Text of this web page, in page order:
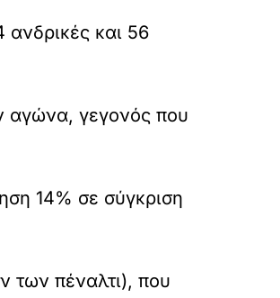
και 56
αγώνα, γεγονός που
14% σε σύγκριση
των πέναλτι), που